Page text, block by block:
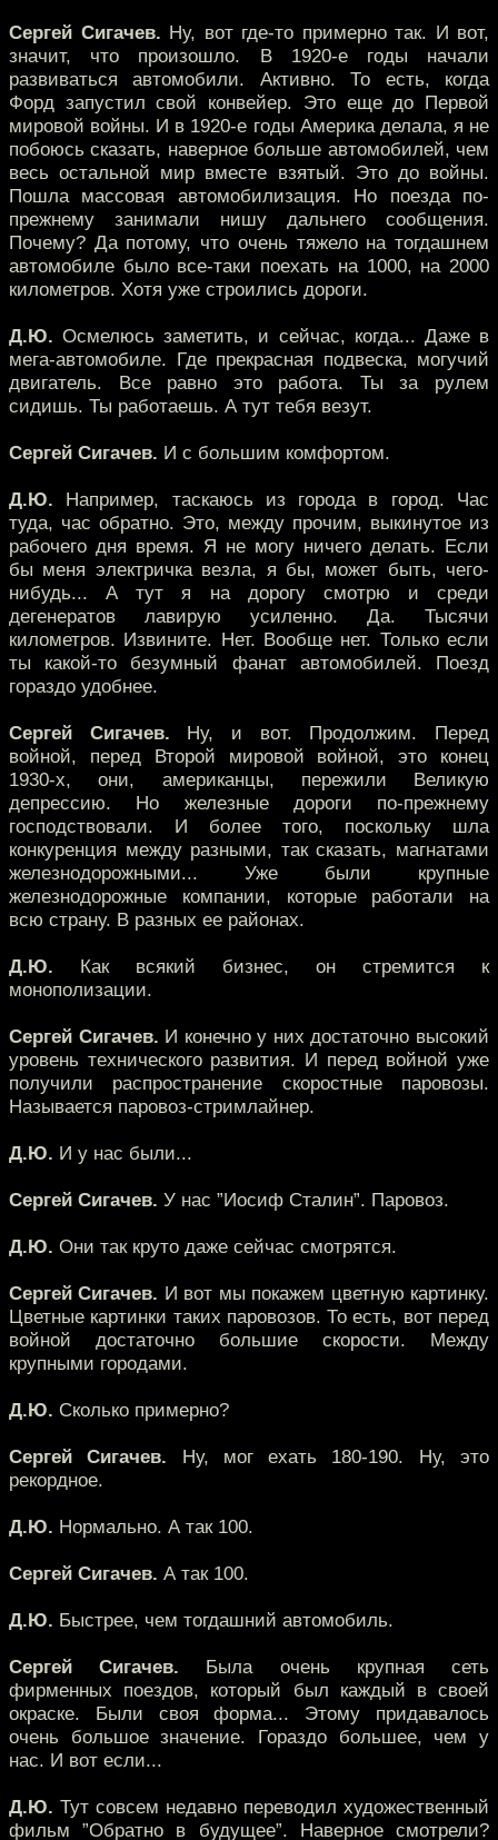
Сергей Сигачев. Ну, вот где-то примерно так. И вот,
значит, что произошло. В 1920-е годы начали
развиваться автомобили. Активно. То есть, когда
Форд запустил свой конвейер. Это еще до Первой
мировой войны. И в 1920-е годы Америка делала, я не
побоюсь сказать, наверное больше автомобилей, чем
весь остальной мир вместе взятый. Это до войны.
Пошла массовая автомобилизация. Но поезда по-
прежнему занимали нишу дальнего сообщения.
Почему? Да потому, что очень тяжело на тогдашнем
автомобиле было все-таки поехать на 1000, на 2000
километров. Хотя уже строились дороги.
Д.Ю. Осмелюсь заметить, и сейчас, когда... Даже в
мега-автомобиле. Где прекрасная подвеска, могучий
двигатель. Все равно это работа. Ты за рулем
сидишь. Ты работаешь. А тут тебя везут.
Сергей Сигачев. И с большим комфортом.
Д.Ю. Например, таскаюсь из города в город. Час
туда, час обратно. Это, между прочим, выкинутое из
рабочего дня время. Я не могу ничего делать. Если
бы меня электричка везла, я бы, может быть, чего-
нибудь... А тут я на дорогу смотрю и среди
дегенератов лавирую усиленно. Да. Тысячи
километров. Извините. Нет. Вообще нет. Только если
ты какой-то безумный фанат автомобилей. Поезд
гораздо удобнее.
Сергей Сигачев. Ну, и вот. Продолжим. Перед
войной, перед Второй мировой войной, это конец
1930-х, они, американцы, пережили Великую
депрессию. Но железные дороги по-прежнему
господствовали. И более того, поскольку шла
конкуренция между разными, так сказать, магнатами
железнодорожными... Уже были крупные
железнодорожные компании, которые работали на
всю страну. В разных ее районах.
Д.Ю. Как всякий бизнес, он стремится к
монополизации.
Сергей Сигачев. И конечно у них достаточно высокий
уровень технического развития. И перед войной уже
получили распространение скоростные паровозы.
Называется паровоз-стримлайнер.
Д.Ю. И у нас были...
Сергей Сигачев. У нас ”Иосиф Сталин”. Паровоз.
Д.Ю. Они так круто даже сейчас смотрятся.
Сергей Сигачев. И вот мы покажем цветную картинку.
Цветные картинки таких паровозов. То есть, вот перед
войной достаточно большие скорости. Между
крупными городами.
Д.Ю. Сколько примерно?
Сергей Сигачев. Ну, мог ехать 180-190. Ну, это
рекордное.
Д.Ю. Нормально. А так 100.
Сергей Сигачев. А так 100.
Д.Ю. Быстрее, чем тогдашний автомобиль.
Сергей Сигачев. Была очень крупная сеть
фирменных поездов, который был каждый в своей
окраске. Были своя форма... Этому придавалось
очень большое значение. Гораздо большее, чем у
нас. И вот если...
Д.Ю. Тут совсем недавно переводил художественный
фильм ”Обратно в будущее”. Наверное смотрели?